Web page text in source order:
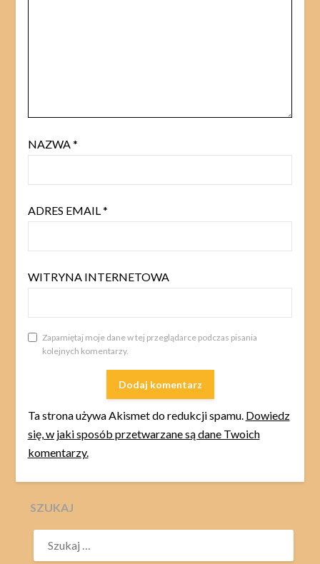
NAZWA*
ADRES EMAIL*
WITRYNA INTERNETOWA
Zapamiętaj moje dane w tej przeglądarce podczas pisania
kolejnych komentarzy.
Ta strona używa Akismet do redukcji spamu. Dowiedz
się, w jaki sposób przetwarzane są dane Twoich
komentarzy.
SZUKAJ
SZUKAJ: